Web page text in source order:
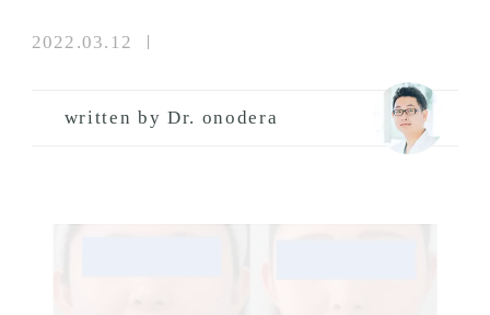
2022.03.12
written by Dr. onodera